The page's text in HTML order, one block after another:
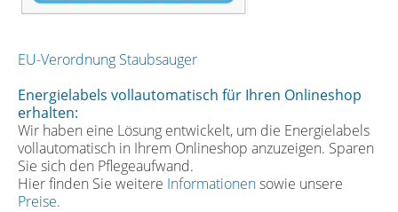
EU-Verordnung Staubsauger
Energielabels vollautomatisch für Ihren Onlineshop
erhalten:
Wir haben eine Lösung entwickelt, um die Energielabels
vollautomatisch in Ihrem Onlineshop anzuzeigen. Sparen
Sie sich den Pflegeaufwand.
Hier finden Sie weitere Informationensowie unsere
Preise.